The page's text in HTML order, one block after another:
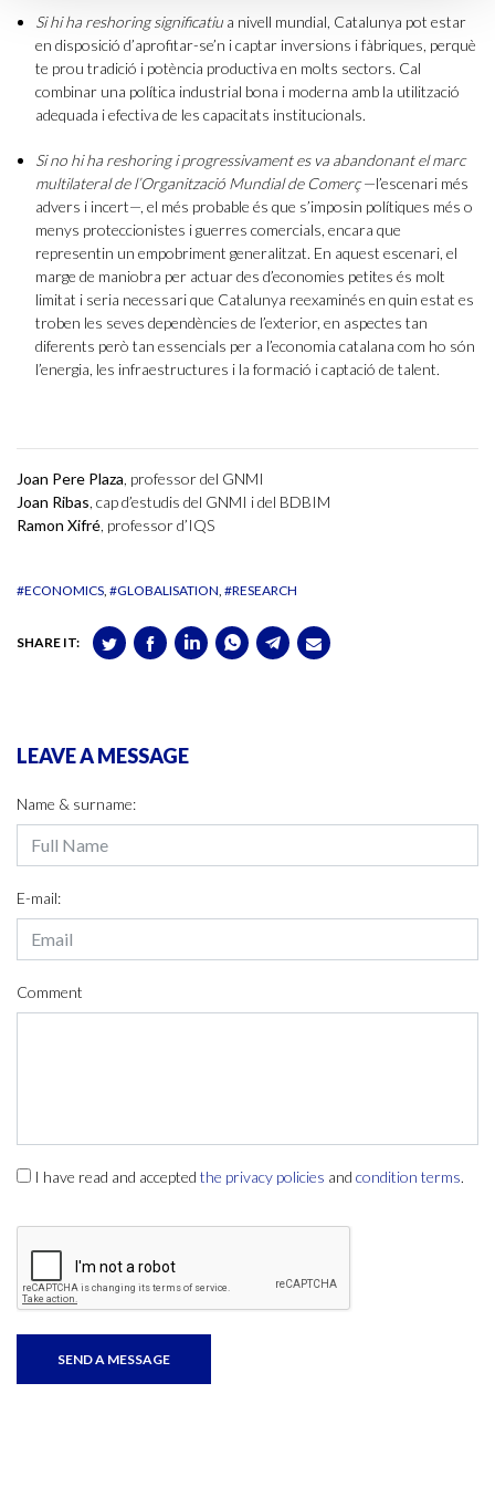
Si hi ha reshoring significatiu a nivell mundial, Catalunya pot estar
en disposició d’aprofitar-se’n i captar inversions i fàbriques, perquè
te prou tradició i potència productiva en molts sectors. Cal
combinar una política industrial bona i moderna amb la utilització
adequada i efectiva de les capacitats institucionals.
Si no hi ha reshoring i progressivament es va abandonant el marc
multilateral de l’Organització Mundial de Comerç—l’escenari més
advers i incert—, el més probable és que s’imposin polítiques més o
menys proteccionistes i guerres comercials, encara que
representin un empobriment generalitzat. En aquest escenari, el
marge de maniobra per actuar des d’economies petites és molt
limitat i seria necessari que Catalunya reexaminés en quin estat es
troben les seves dependències de l’exterior, en aspectes tan
diferents però tan essencials per a l’economia catalana com ho són
l’energia, les infraestructures i la formació i captació de talent.
Joan Pere Plaza, professor del GNMI
Joan Ribas, cap d’estudis del GNMI i del BDBIM
Ramon Xifré, professor d’IQS
#ECONOMICS #GLOBALISATION #RESEARCH
SHARE IT:
LEAVE A MESSAGE
Name & surname:
E-mail:
Comment
I have read and accepted the privacy policies and condition terms.